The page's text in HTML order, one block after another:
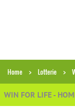
Home Lotterie
WIN FOR LIFE -